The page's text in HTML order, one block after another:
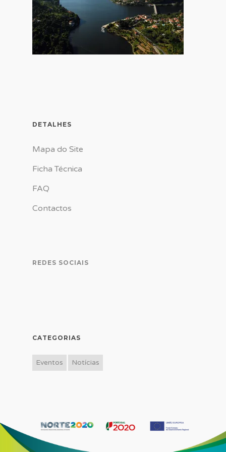
DETALHES
Mapa do Site
Ficha Técnica
FAQ
Contactos
REDES SOCIAIS
CATEGORIAS
Eventos Notícias